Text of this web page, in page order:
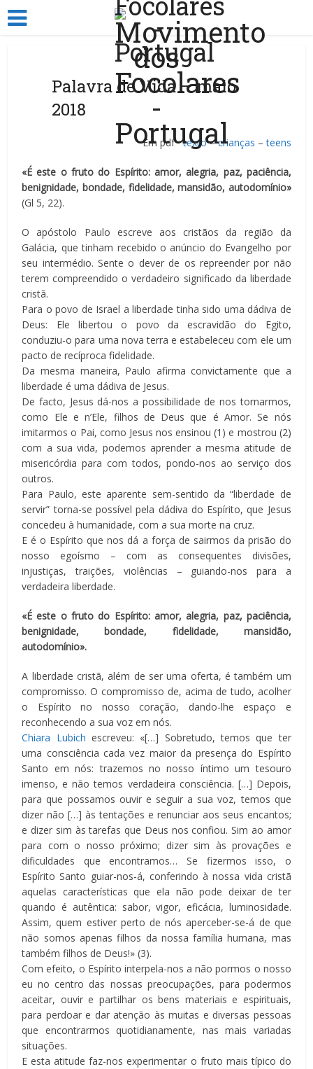
Palavra de Vida – maio
2018
Em pdftexto–crianças –teens
«É este o fruto do Espírito: amor, alegria, paz, paciência,
benignidade, bondade, fidelidade, mansidão, autodomínio»
(Gl 5, 22).
O apóstolo Paulo escreve aos cristãos da região da
Galácia, que tinham recebido o anúncio do Evangelho por
seu intermédio. Sente o dever de os repreender por não
terem compreendido o verdadeiro significado da liberdade
cristã.
Para o povo de Israel a liberdade tinha sido uma dádiva de
Deus: Ele libertou o povo da escravidão do Egito,
conduziu-o para uma nova terra e estabeleceu com ele um
pacto de recíproca fidelidade.
Da mesma maneira, Paulo afirma convictamente que a
liberdade é uma dádiva de Jesus.
De facto, Jesus dá-nos a possibilidade de nos tornarmos,
como Ele e n’Ele, filhos de Deus que é Amor. Se nós
imitarmos o Pai, como Jesus nos ensinou (1) e mostrou (2)
com a sua vida, podemos aprender a mesma atitude de
misericórdia para com todos, pondo-nos ao serviço dos
outros.
Para Paulo, este aparente sem-sentido da “liberdade de
servir” torna-se possível pela dádiva do Espírito, que Jesus
concedeu à humanidade, com a sua morte na cruz.
E é o Espírito que nos dá a força de sairmos da prisão do
nosso egoísmo – com as consequentes divisões,
injustiças, traições, violências – guiando-nos para a
verdadeira liberdade.
«É este o fruto do Espírito: amor, alegria, paz, paciência,
benignidade, bondade, fidelidade, mansidão,
autodomínio».
A liberdade cristã, além de ser uma oferta, é também um
compromisso. O compromisso de, acima de tudo, acolher
o Espírito no nosso coração, dando-lhe espaço e
reconhecendo a sua voz em nós.
Chiara Lubich escreveu: «[…] Sobretudo, temos que ter
uma consciência cada vez maior da presença do Espírito
Santo em nós: trazemos no nosso íntimo um tesouro
imenso, e não temos verdadeira consciência. […] Depois,
para que possamos ouvir e seguir a sua voz, temos que
dizer não […] às tentações e renunciar aos seus encantos;
e dizer sim às tarefas que Deus nos confiou. Sim ao amor
para com o nosso próximo; dizer sim às provações e
dificuldades que encontramos… Se fizermos isso, o
Espírito Santo guiar-nos-á, conferindo à nossa vida cristã
aquelas características que ela não pode deixar de ter
quando é autêntica: sabor, vigor, eficácia, luminosidade.
Assim, quem estiver perto de nós aperceber-se-á de que
não somos apenas filhos da nossa família humana, mas
também filhos de Deus!» (3).
Com efeito, o Espírito interpela-nos a não pormos o nosso
eu no centro das nossas preocupações, para podermos
aceitar, ouvir e partilhar os bens materiais e espirituais,
para perdoar e dar atenção às muitas e diversas pessoas
que encontrarmos quotidianamente, nas mais variadas
situações.
E esta atitude faz-nos experimentar o fruto mais típico do